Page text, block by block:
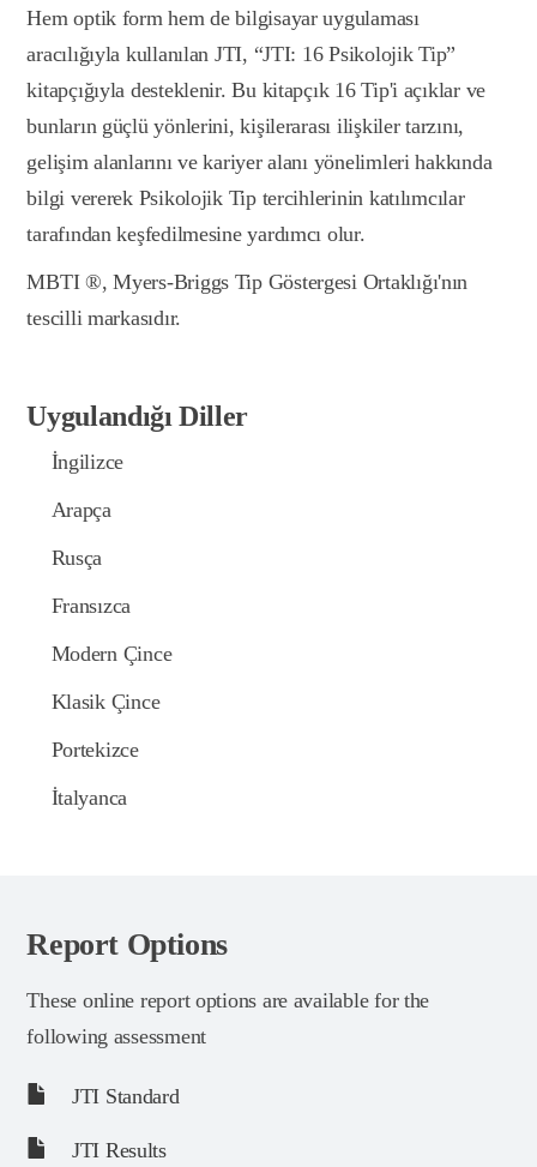
Hem optik form hem de bilgisayar uygulaması
aracılığıyla kullanılan JTI, “JTI: 16 Psikolojik Tip”
kitapçığıyla desteklenir. Bu kitapçık 16 Tip'i açıklar ve
bunların güçlü yönlerini, kişilerarası ilişkiler tarzını,
gelişim alanlarını ve kariyer alanı yönelimleri hakkında
bilgi vererek Psikolojik Tip tercihlerinin katılımcılar
tarafından keşfedilmesine yardımcı olur.
MBTI ®, Myers-Briggs Tip Göstergesi Ortaklığı'nın
tescilli markasıdır.
Uygulandığı Diller
İngilizce
Arapça
Rusça
Fransızca
Modern Çince
Klasik Çince
Portekizce
İtalyanca
Report Options
These online report options are available for the
following assessment
JTI Standard
JTI Results